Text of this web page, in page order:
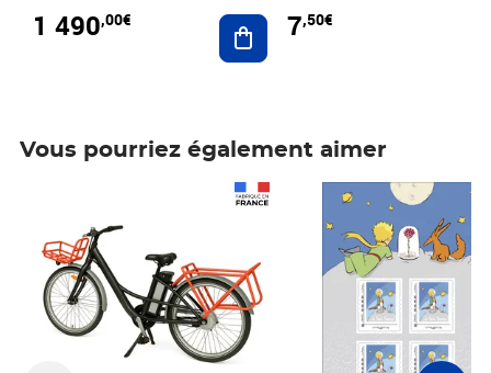
1 490,00€ Ajouter au panier
7,50€
Vous pourriez également aimer
Prix 7,50€